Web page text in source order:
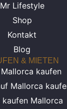
Mr Lifestyle
Shop
Kontakt
Blog
& MIETEN
kaufen
Mallorca
kaufen Mallorca